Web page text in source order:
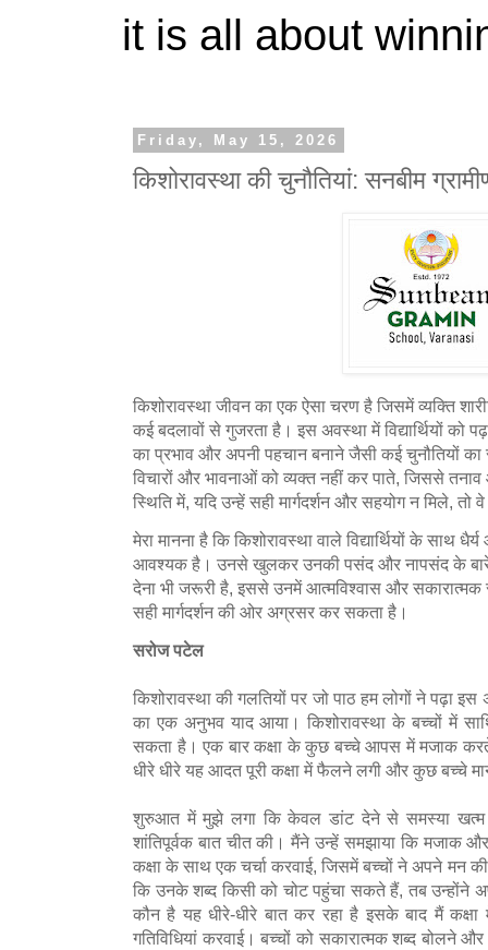
it is all about
Friday, May 15, 2026
किशोरावस्था की चुनौतियां: सनबीम
किशोरावस्था जीवन का एक ऐसा चरण है जिसमें व्यक्ति
कई बदलावों से गुजरता है। इस अवस्था में विद्यार्थियों को
का प्रभाव और अपनी पहचान बनाने जैसी कई चुनौतियों
विचारों और भावनाओं को व्यक्त नहीं कर पाते, जिससे
स्थिति में, यदि उन्हें सही मार्गदर्शन और सहयोग न मिले,
मेरा मानना है कि किशोरावस्था वाले विद्यार्थियों के साथ
आवश्यक है। उनसे खुलकर उनकी पसंद और नापसंद के बारे
देना भी जरूरी है, इससे उनमें आत्मविश्वास और सकारात्मक
सही मार्गदर्शन की ओर अग्रसर कर सकता है।
सरोज पटेल
किशोरावस्था की गलतियों पर जो पाठ हम लोगों ने पढ़ा
का एक अनुभव याद आया। किशोरावस्था के बच्चों में
सकता है। एक बार कक्षा के कुछ बच्चे आपस में मजाक
धीरे धीरे यह आदत पूरी कक्षा में फैलने लगी और कुछ बच्चे
शुरुआत में मुझे लगा कि केवल डांट देने से समस्या खत्म
शांतिपूर्वक बात चीत की। मैंने उन्हें समझाया कि मजाक
कक्षा के साथ एक चर्चा करवाई, जिसमें बच्चों ने अपने मन
कि उनके शब्द किसी को चोट पहुंचा सकते हैं, तब उन्होंने
कौन है यह धीरे-धीरे बात कर रहा है इसके बाद मैं
गतिविधियां करवाई। बच्चों को सकारात्मक शब्द बोलने